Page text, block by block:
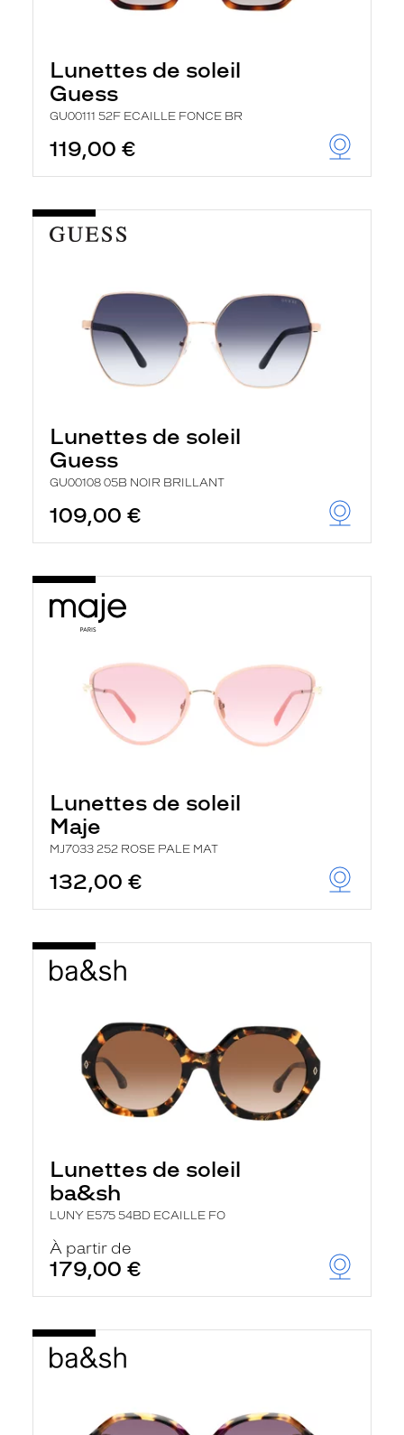
Lunettes de soleil
Guess
GU00111 52F ECAILLE FONCE BR
119,00 €
Lunettes de soleil
Guess
GU00108 05B NOIR BRILLANT
109,00 €
Lunettes de soleil
Maje
MJ7033 252 ROSE PALE MAT
132,00 €
Lunettes de soleil
ba&sh
LUNY E575 54BD ECAILLE FO
À partir de
179,00 €